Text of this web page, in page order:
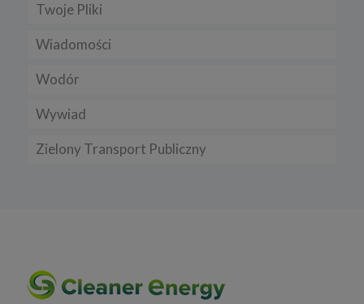
Twoje Pliki
Wiadomości
Wodór
Wywiad
Zielony Transport Publiczny